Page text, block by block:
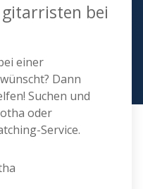
bei
einer
Dann
Suchen und
oder
Service.